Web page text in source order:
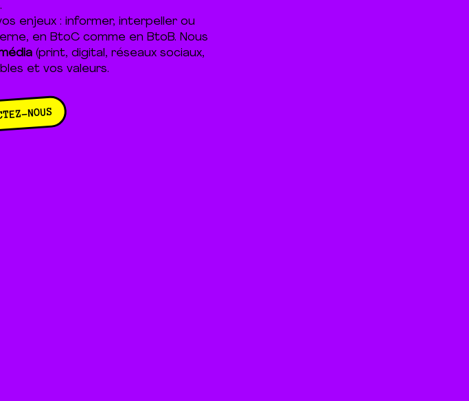
.
enjeux : informer, interpeller ou
en BtoC comme en BtoB. Nous
(print, digital, réseaux sociaux,
et vos valeurs.
NOUS